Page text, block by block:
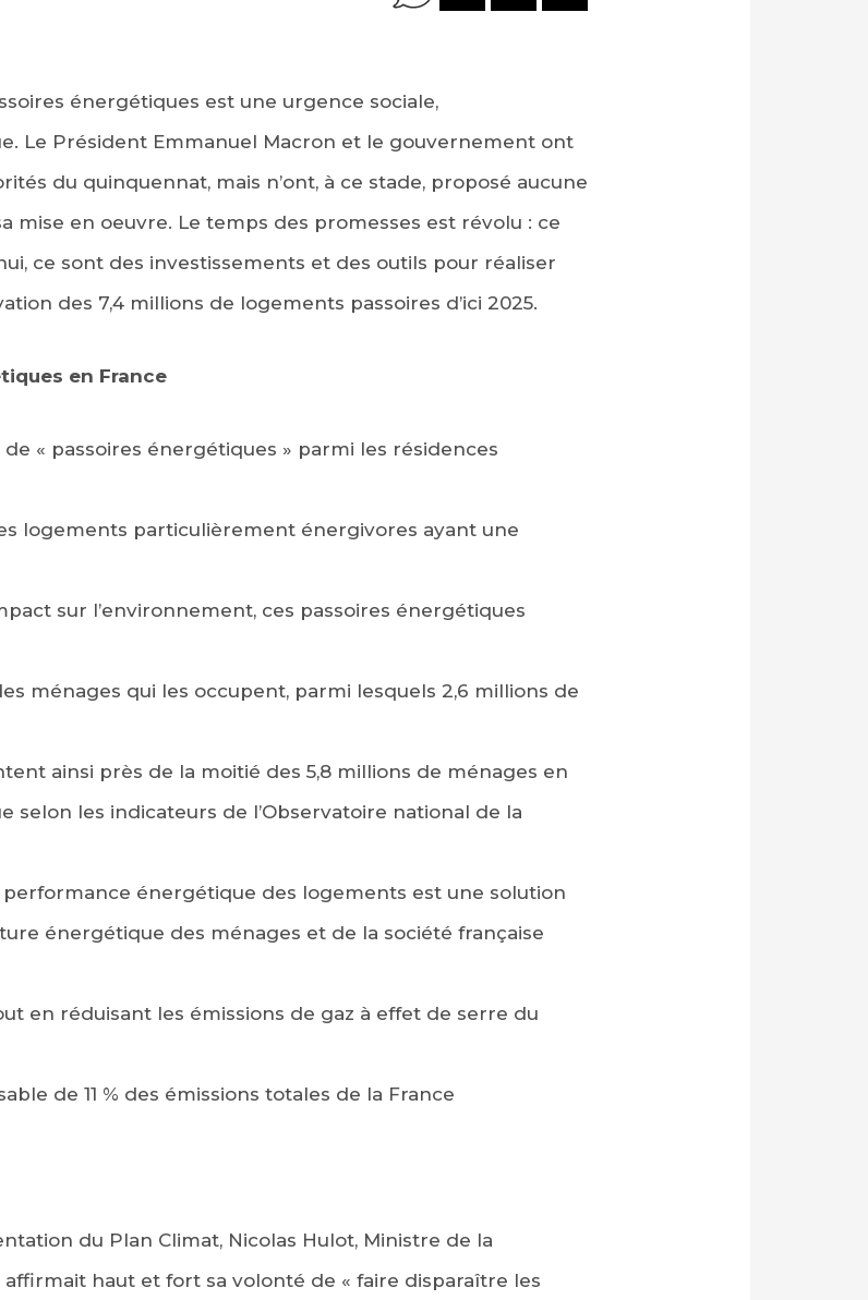
énergétiques est une urgence sociale,
Le Président Emmanuel Macron et le gouvernement ont
du quinquennat, mais n’ont, à ce stade, proposé aucune
mise en oeuvre. Le temps des promesses est révolu : ce
ce sont des investissements et des outils pour réaliser
des 7,4 millions de logements passoires d’ici 2025.
en France
« passoires énergétiques » parmi les résidences
logements particulièrement énergivores ayant une
sur l’environnement, ces passoires énergétiques
ménages qui les occupent, parmi lesquels 2,6 millions de
ainsi près de la moitié des 5,8 millions de ménages en
selon les indicateurs de l’Observatoire national de la
performance énergétique des logements est une solution
énergétique des ménages et de la société française
en réduisant les émissions de gaz à effet de serre du
de 11 % des émissions totales de la France
du Plan Climat, Nicolas Hulot, Ministre de la
haut et fort sa volonté de « faire disparaître les